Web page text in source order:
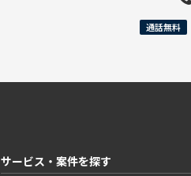
通話無料
サービス・案件を探す